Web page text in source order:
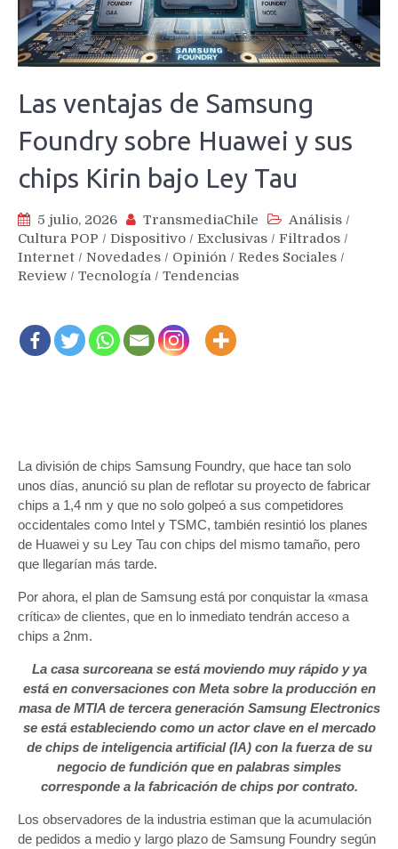
Las ventajas de Samsung
Foundry sobre Huawei y sus
chips Kirin bajo Ley Tau
5 julio, 2026 TransmediaChile Análisis /
Cultura POP / Dispositivo / Exclusivas / Filtrados /
Internet / Novedades / Opinión / Redes Sociales /
Review / Tecnología / Tendencias
La división de chips Samsung Foundry, que hace tan solo
unos días, anunció su plan de reflotar su proyecto de fabricar
chips a 1,4 nm y que no solo golpeó a sus competidores
occidentales como Intel y TSMC, también resintió los planes
de Huawei y su Ley Tau con chips del mismo tamaño, pero
que llegarían más tarde.
Por ahora, el plan de Samsung está por conquistar la «masa
crítica» de clientes, que en lo inmediato tendrán acceso a
chips a 2nm.
La casa surcoreana se está moviendo muy rápido y ya
está en conversaciones con Meta sobre la producción en
masa de MTIA de tercera generación Samsung Electronics
se está estableciendo como un actor clave en el mercado
de chips de inteligencia artificial (IA) con la fuerza de su
negocio de fundición que en palabras simples
corresponde a la fabricación de chips por contrato.
Los observadores de la industria estiman que la acumulación
de pedidos a medio y largo plazo de Samsung Foundry según